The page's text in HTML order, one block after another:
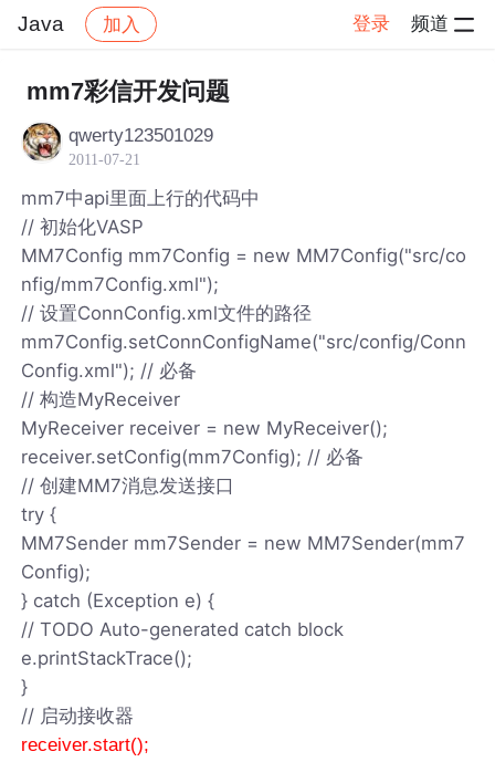
Java 加入 登录 频道
Java 帖子详情
mm7彩信开发问题
qwerty123501029
2011-07-21
mm7中api里面上行的代码中
// 初始化VASP
MM7Config mm7Config = new MM7Config("src/co
nfig/mm7Config.xml");
// 设置ConnConfig.xml文件的路径
mm7Config.setConnConfigName("src/config/Conn
Config.xml"); // 必备
// 构造MyReceiver
MyReceiver receiver = new MyReceiver();
receiver.setConfig(mm7Config); // 必备
// 创建MM7消息发送接口
try {
MM7Sender mm7Sender = new MM7Sender(mm7
Config);
} catch (Exception e) {
// TODO Auto-generated catch block
e.printStackTrace();
}
// 启动接收器
receiver.start();